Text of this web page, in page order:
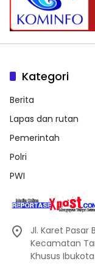
Kategori
Berita
Lapas dan rutan
Pemerintah
Polri
PWI
Jl. Karet Pasar
Kecamatan
Khusus